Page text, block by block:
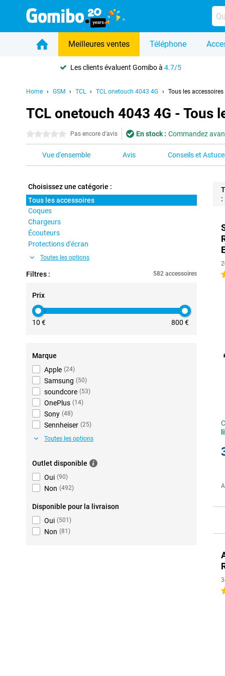
Meilleures ventes Téléphone
Les clients évaluent Gomibo à4.7/5
Home GSM TCL TCL onetouch 4043 4G Tous les accessoires
TCL onetouch 4043 4G - Tous
0 étoiles Pas encore d'avis En stock : Commandez
Vue d'ensemble Avis Conseils et
Choisissez une catégorie :
Tous les accessoires
Coques
Chargeurs
Écouteurs
Protections d'écran
Toutes les options
Filtres : 582 accessoires
Prix
10 € 800 €
Marque
Apple (24)
Samsung (50)
soundcore (53)
OnePlus (14)
Sony (48)
Sennheiser (25)
Toutes les options
Outlet disponible
Oui (90)
Non (492)
Disponible pour la livraison
Oui (501 )
Non (81 )
: